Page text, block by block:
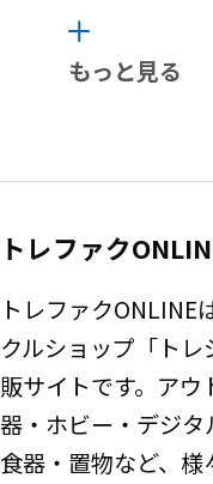
もっと見る
トレファク
トレファクONLINE
クルショップ「ト
販サイトです。ア
器・ホビー・デジタ
食器・置物など、